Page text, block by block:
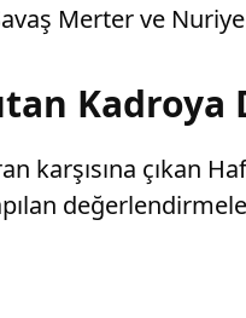
Merter ve
Kadroya
karşısına çıkan